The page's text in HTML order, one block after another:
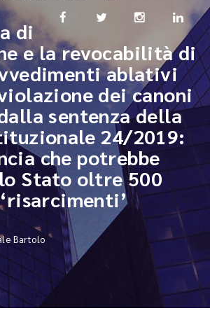
di
e la revocabilità di
ablativi
dei canoni
sentenza della
24/2019:
che potrebbe
Stato oltre 500
Bartolo